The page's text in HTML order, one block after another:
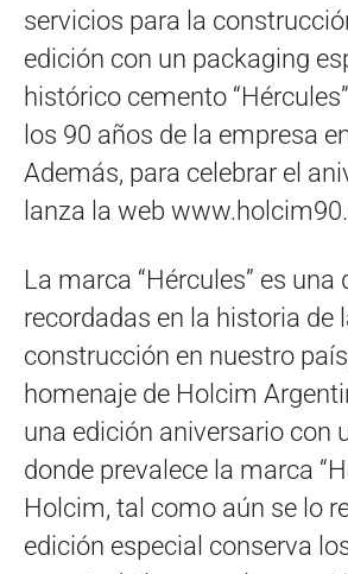
servicios para la
edición con un packaging
histórico cemento
los 90 años de la empresa
Además, para celebrar el
lanza la web
La marca “Hércules” es una
recordadas en la historia de
construcción en nuestro
homenaje de Holcim
una edición aniversario con
donde prevalece la marca
Holcim, tal como aún se lo
edición especial conserva